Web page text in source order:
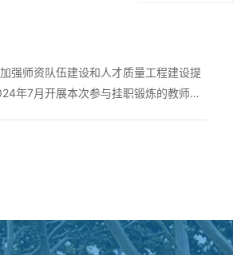
强师资队伍建设和人才质量工程建设提
年7月开展本次参与挂职锻炼的教师共